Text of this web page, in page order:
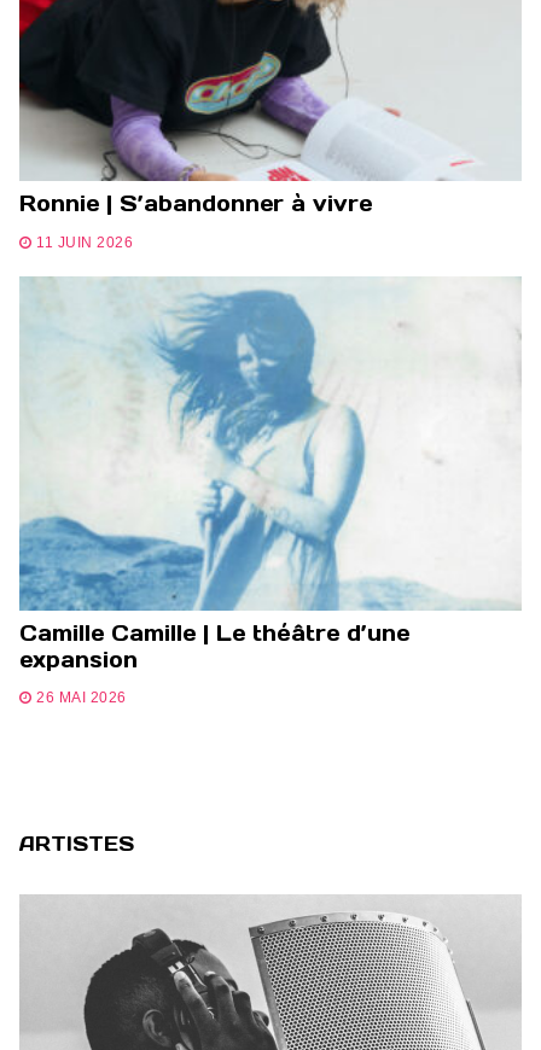
Ronnie | S’abandonner à vivre
11 JUIN 2026
Camille Camille | Le théâtre d’une
expansion
26 MAI 2026
ARTISTES